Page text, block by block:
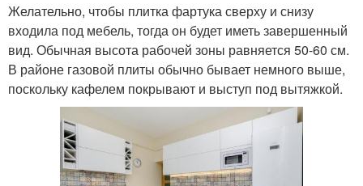
Желательно, чтобы плитка фартука сверху и снизу
входила под мебель, тогда он будет иметь завершенный
вид. Обычная высота рабочей зоны равняется 50-60 см.
В районе газовой плиты обычно бывает немного выше,
поскольку кафелем покрывают и выступ под вытяжкой.